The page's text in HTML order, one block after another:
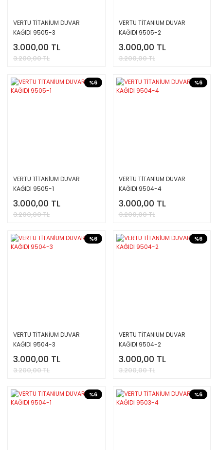
VERTU TİTANİUM DUVAR
KAĞIDI 9505-3
3.000,00 TL
3.200,00 TL
VERTU TİTANİUM DUVAR
KAĞIDI 9505-2
3.000,00 TL
3.200,00 TL
%6
VERTU TİTANİUM DUVAR
KAĞIDI 9505-1
3.000,00 TL
3.200,00 TL
%6
VERTU TİTANİUM DUVAR
KAĞIDI 9504-4
3.000,00 TL
3.200,00 TL
%6
VERTU TİTANİUM DUVAR
KAĞIDI 9504-3
3.000,00 TL
3.200,00 TL
%6
VERTU TİTANİUM DUVAR
KAĞIDI 9504-2
3.000,00 TL
3.200,00 TL
%6 %6